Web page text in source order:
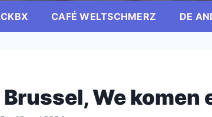
CAFÉ WELTSCHMERZ DE
We komen